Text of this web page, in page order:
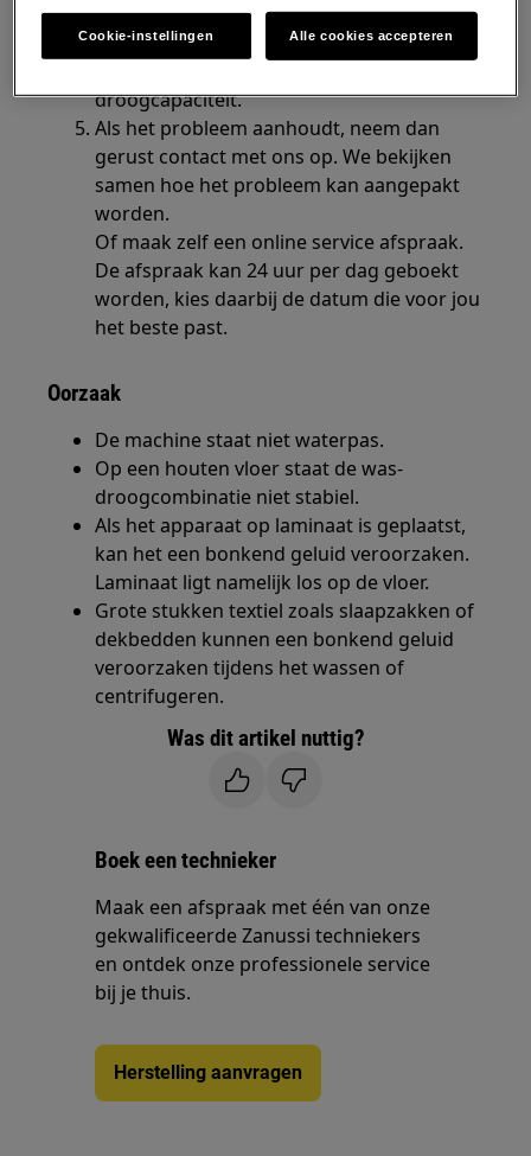
Vermijd het wassen van te grote stukken
textiel zoals slaapzakken of dekbedden.
droogcapaciteit.
Als het probleem aanhoudt, neem dan
gerust contact met ons op. We bekijken
samen hoe het probleem kan aangepakt
worden.
Of maak zelf een online service afspraak.
De afspraak kan 24 uur per dag geboekt
worden, kies daarbij de datum die voor jou
het beste past.
Oorzaak
De machine staat niet waterpas.
Op een houten vloer staat de was-
droogcombinatie niet stabiel.
Als het apparaat op laminaat is geplaatst,
kan het een bonkend geluid veroorzaken.
Laminaat ligt namelijk los op de vloer.
Grote stukken textiel zoals slaapzakken of
dekbedden kunnen een bonkend geluid
veroorzaken tijdens het wassen of
centrifugeren.
Was dit artikel nuttig?
Boek een technieker
Maak een afspraak met één van onze
gekwalificeerde Zanussi techniekers
en ontdek onze professionele service
bij je thuis.
Herstelling aanvragen
Cookie-instellingen Alle cookies accepteren